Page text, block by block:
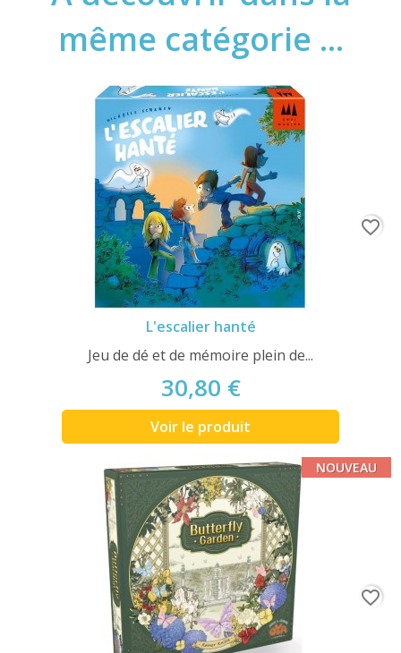
même catégorie ...
L'escalier hanté
Jeu de dé et de mémoire plein de...
30,80 €
Voir le produit
favorite_border
NOUVEAU
favorite_border